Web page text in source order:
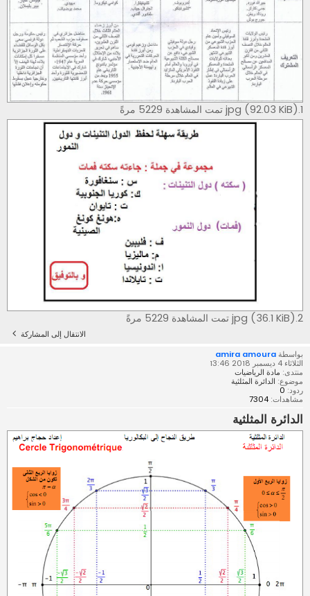
2.jpg (36.1 KiB) تمت المشاهدة 5229 مرةً
الانتقال إلى المشاركة
بواسطةamira amoura
الثلاثاء 4 ديسمبر 2018 13:46
منتدى: مادة الرياضيات
موضوع: الدائرة المثلثية
ردود:0
مشاهدات: 7304
الدائرة المثلثية